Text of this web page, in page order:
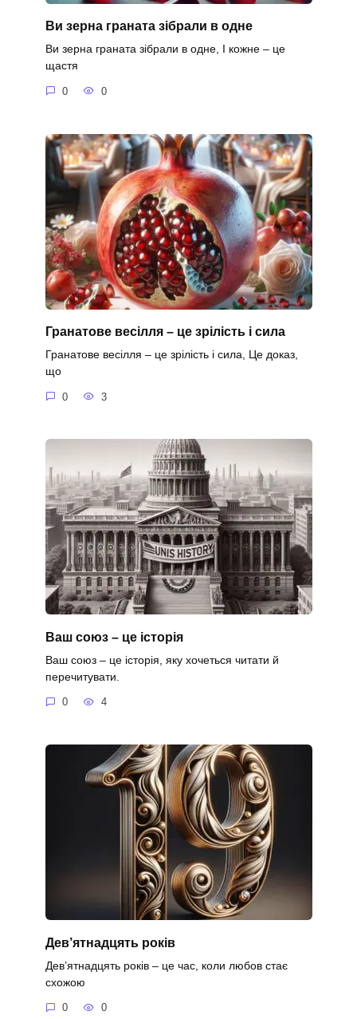
Ви зерна граната зібрали в одне
Ви зерна граната зібрали в одне, І кожне – це
щастя
0 0
Гранатове весілля – це зрілість і сила
Гранатове весілля – це зрілість і сила, Це доказ,
що
0 3
Ваш союз – це історія
Ваш союз – це історія, яку хочеться читати й
перечитувати.
0 4
Дев’ятнадцять років
Дев’ятнадцять років – це час, коли любов стає
схожою
0 0